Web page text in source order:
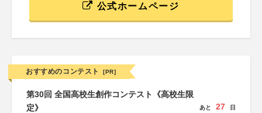
公式ホームページ
おすすめのコンテスト [PR]
第30回 全国高校生創作コンテスト《高校生限
定》
あと 27 日